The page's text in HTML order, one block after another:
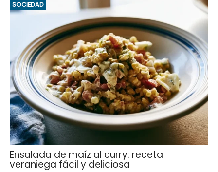
SOCIEDAD
Ensalada de maíz al curry: receta
veraniega fácil y deliciosa